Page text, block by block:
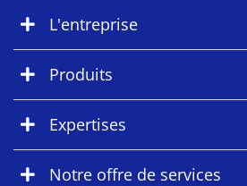
L'entreprise
Produits
Expertises
Notre offre de services